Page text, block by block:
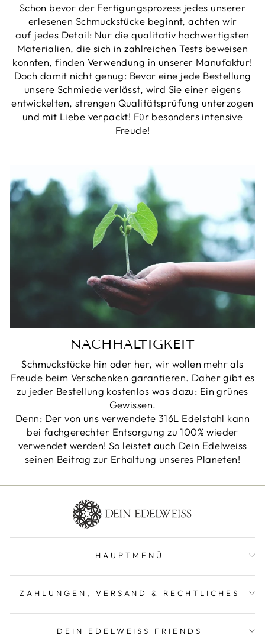
Schon bevor der Fertigungsprozess jedes unserer
erlesenen Schmuckstücke beginnt, achten wir
auf jedes Detail: Nur die qualitativ hochwertigsten
Materialien, die sich in zahlreichen Tests beweisen
konnten, finden Verwendung in unserer Manufaktur!
Doch damit nicht genug: Bevor eine jede Bestellung
unsere Schmiede verlässt, wird Sie einer eigens
entwickelten, strengen Qualitätsprüfung unterzogen
und mit Liebe verpackt! Für besonders intensive
Freude!
NACHHALTIGKEIT
Schmuckstücke hin oder her, wir wollen mehr als
Freude beim Verschenken garantieren. Daher gibt es
zu jeder Bestellung kostenlos was dazu: Ein grünes
Gewissen.
Denn: Der von uns verwendete 316L Edelstahl kann
bei fachgerechter Entsorgung zu 100% wieder
verwendet werden! So leistet auch Dein Edelweiss
seinen Beitrag zur Erhaltung unseres Planeten!
HAUPTMENÜ
ZAHLUNGEN, VERSAND & RECHTLICHES
DEIN EDELWEISS FRIENDS